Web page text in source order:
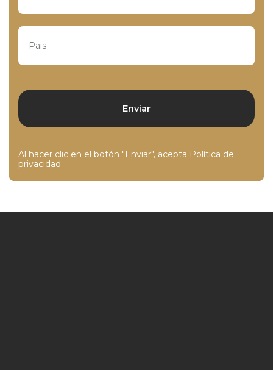
Al hacer clic en el botón "Enviar", acepta Política de
privacidad.